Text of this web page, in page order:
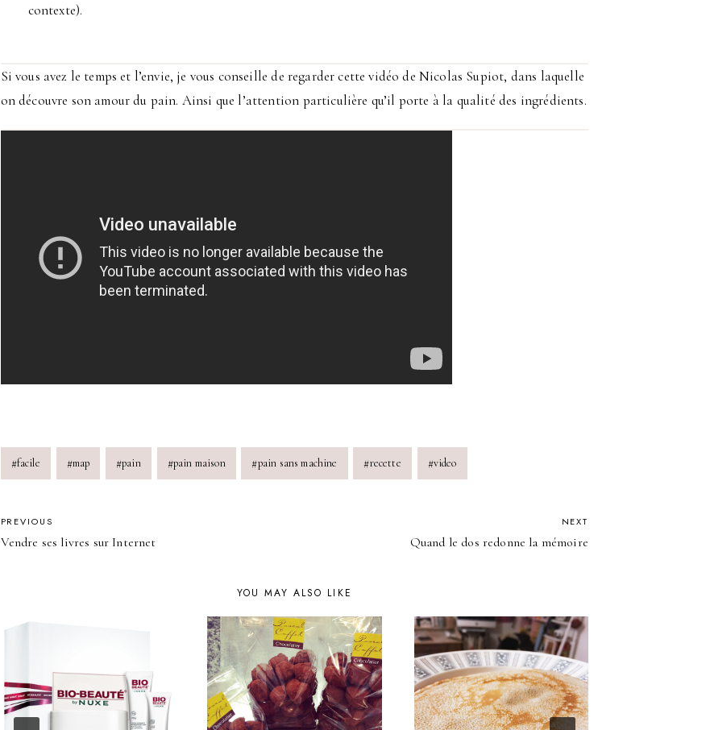
contexte).
Si vous avez le temps et l’envie, je vous conseille de regarder cette vidéo de Nicolas Supiot, dans laquelle
on découvre son amour du pain. Ainsi que l’attention particulière qu’il porte à la qualité des ingrédients.
Post
Tags:
#facile #map #pain #pain maison #pain sans machine #recette #video
POST
PREVIOUS
Vendre ses livres sur Internet
NEXT
Quand le dos redonne la mémoire
YOU MAY ALSO LIKE